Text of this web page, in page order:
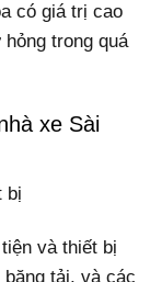
có giá trị cao
trong quá
xe Sài
bị
và thiết bị
tải, và các